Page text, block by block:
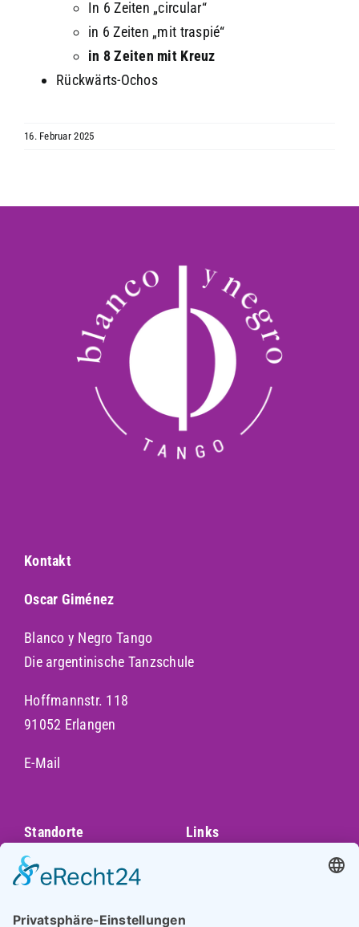
In 6 Zeiten „circular“
in 6 Zeiten „mit traspié“
in 8 Zeiten mit Kreuz
Rückwärts-Ochos
16. Februar 2025
Kontakt
Oscar Giménez
Blanco y Negro Tango
Die argentinische Tanzschule
Hoffmannstr. 118
91052 Erlangen
E-Mail
Standorte
Augsburg
Darmstadt
Links